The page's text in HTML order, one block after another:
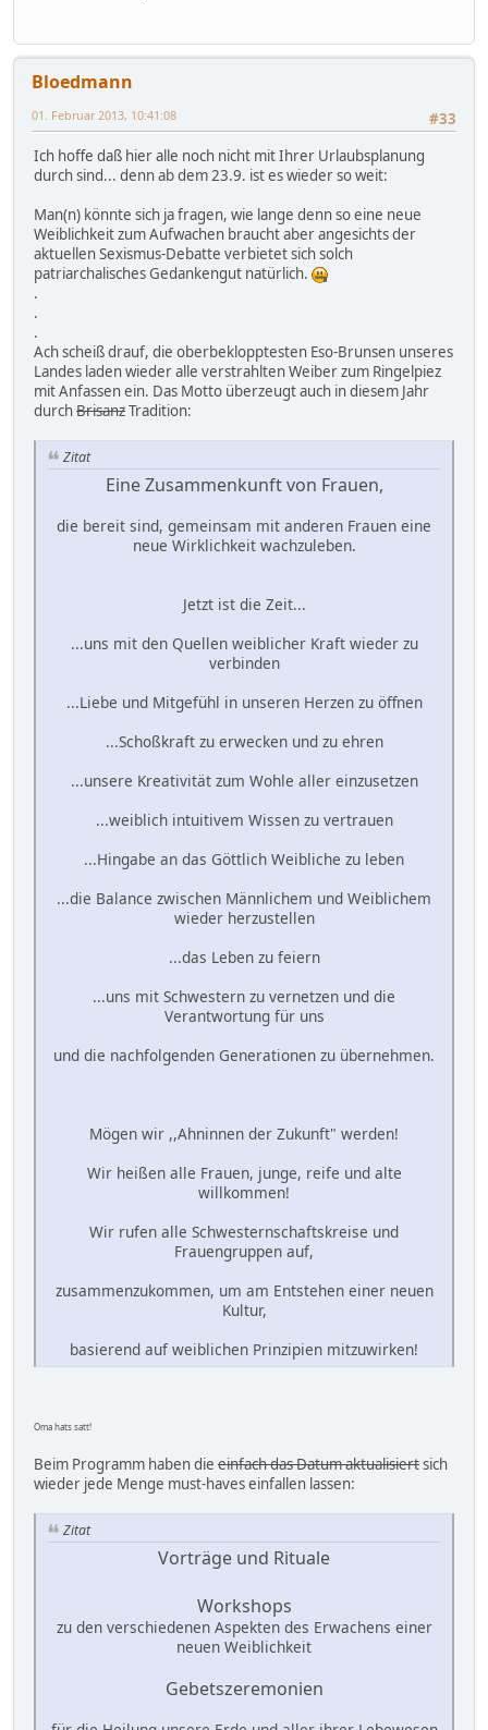
Bloedmann
#33
01. Februar 2013, 10:41:08
Ich hoffe daß hier alle noch nicht mit Ihrer Urlaubsplanung
durch sind... denn ab dem 23.9. ist es wieder so weit:
Man(n) könnte sich ja fragen, wie lange denn so eine neue
Weiblichkeit zum Aufwachen braucht aber angesichts der
aktuellen Sexismus-Debatte verbietet sich solch
patriarchalisches Gedankengut natürlich.
.
.
.
Ach scheiß drauf, die oberbeklopptesten Eso-Brunsen unseres
Landes laden wieder alle verstrahlten Weiber zum Ringelpiez
mit Anfassen ein. Das Motto überzeugt auch in diesem Jahr
durchBrisanzTradition:
Zitat
Eine Zusammenkunft von Frauen,
die bereit sind, gemeinsam mit anderen Frauen eine
neue Wirklichkeit wachzuleben.
Jetzt ist die Zeit...
...uns mit den Quellen weiblicher Kraft wieder zu
verbinden
...Liebe und Mitgefühl in unseren Herzen zu öffnen
...Schoßkraft zu erwecken und zu ehren
...unsere Kreativität zum Wohle aller einzusetzen
...weiblich intuitivem Wissen zu vertrauen
...Hingabe an das Göttlich Weibliche zu leben
...die Balance zwischen Männlichem und Weiblichem
wieder herzustellen
...das Leben zu feiern
...uns mit Schwestern zu vernetzen und die
Verantwortung für uns
und die nachfolgenden Generationen zu übernehmen.
Mögen wir ,,Ahninnen der Zukunft" werden!
Wir heißen alle Frauen, junge, reife und alte
willkommen!
Wir rufen alle Schwesternschaftskreise und
Frauengruppen auf,
zusammenzukommen, um am Entstehen einer neuen
Kultur,
basierend auf weiblichen Prinzipien mitzuwirken!
Oma hats satt!
Beim Programm haben die einfach das Datum aktualisiertsich
wieder jede Menge must-haves einfallen lassen:
Zitat
Vorträge und Rituale
Workshops
zu den verschiedenen Aspekten des Erwachens einer
neuen Weiblichkeit
Gebetszeremonien